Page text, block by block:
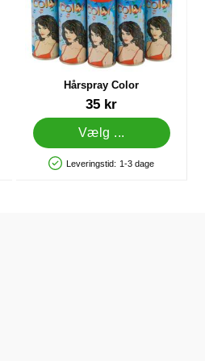
Hårspray Color
35 kr
Vælg ...
Produkttilgængelighed: På lager
Leveringstid: 1-3 dage